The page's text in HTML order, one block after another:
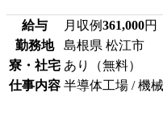
給与 月収例361,000円
勤務地
島根県 松江市
寮・社宅 あり（無料）
仕事内容 半導体工場 / 機